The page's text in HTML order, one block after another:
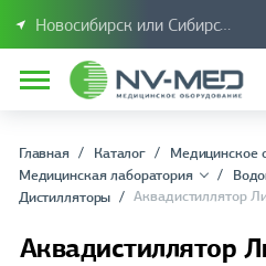
Новосибирск или Сибирский
Главная Каталог
Медицинское
Медицинская лаборатория
Дистилляторы
Аквадистиллятор
Аквадистиллятор